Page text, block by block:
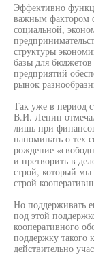
Эффективно
важным фактором
социальной,
структуры
базы для
предприятий
рынок
Так уже в период
В.И. Ленин
лишь при
напоминать о тех
рождение
и претворить в
строй, который мы
строй
Но поддерживать
под этой
кооперативного
поддержку такого
действительно